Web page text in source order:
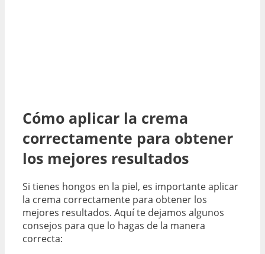
Cómo aplicar la crema
correctamente para obtener
los mejores resultados
Si tienes hongos en la piel, es importante aplicar
la crema correctamente para obtener los
mejores resultados. Aquí te dejamos algunos
consejos para que lo hagas de la manera
correcta: